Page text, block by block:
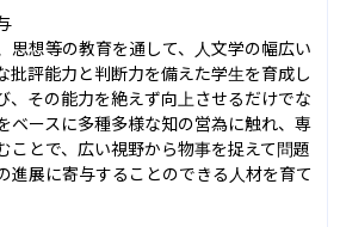
思想等の教育を通して、人文学の幅広い
批評能力と判断力を備えた学生を育成し
、その能力を絶えず向上させるだけでな
ベースに多種多様な知の営為に触れ、専
ことで、広い視野から物事を捉えて問題
進展に寄与することのできる人材を育て